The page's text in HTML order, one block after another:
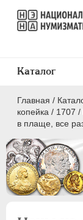
Главная /
копейка / 1707 /
в плаще, все
Каталог
ПEТР I 1699 -
Серебро